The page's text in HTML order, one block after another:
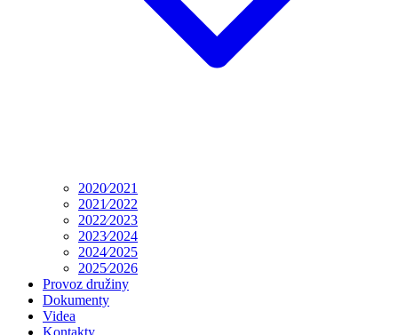
2020⁄2021
2021⁄2022
2022⁄2023
2023⁄2024
2024⁄2025
2025⁄2026
Provoz družiny
Dokumenty
Videa
Kontakty